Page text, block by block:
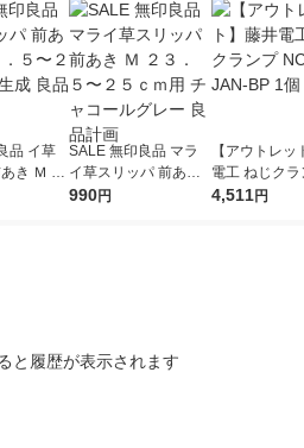
品 イ草
き Ｍ ２
ｃｍ用
SALE 無印良品 マラ
イ草スリッパ 前あき
Ｍ ２３．５〜２５ｃ
990円
【アウトレッ
電工 ねじク
-43-JAN-BP 1
4,511円
と履歴が表示されます